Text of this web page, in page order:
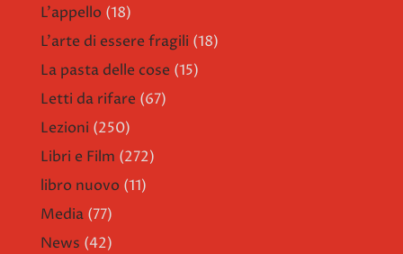
L'appello (18)
L'arte di essere fragili (18)
La pasta delle cose (15)
Letti da rifare (67)
Lezioni (250)
Libri e Film (272)
libro nuovo (11)
Media (77)
News (42)